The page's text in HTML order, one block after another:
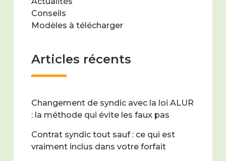
Conseils
Modèles à télécharger
Articles récents
Changement de syndic avec la loi ALUR
: la méthode qui évite les faux pas
Contrat syndic tout sauf : ce qui est
vraiment inclus dans votre forfait